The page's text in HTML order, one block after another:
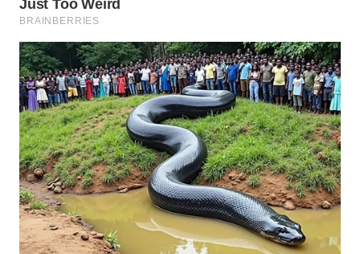
MALUT
WN
DAIRI
WN
DANAU
TOBA
WN
NIAS
WN